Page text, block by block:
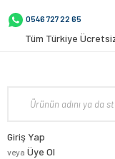
0546 727 22 65
Tüm Türkiye
Giriş Yap
veya Üye Ol